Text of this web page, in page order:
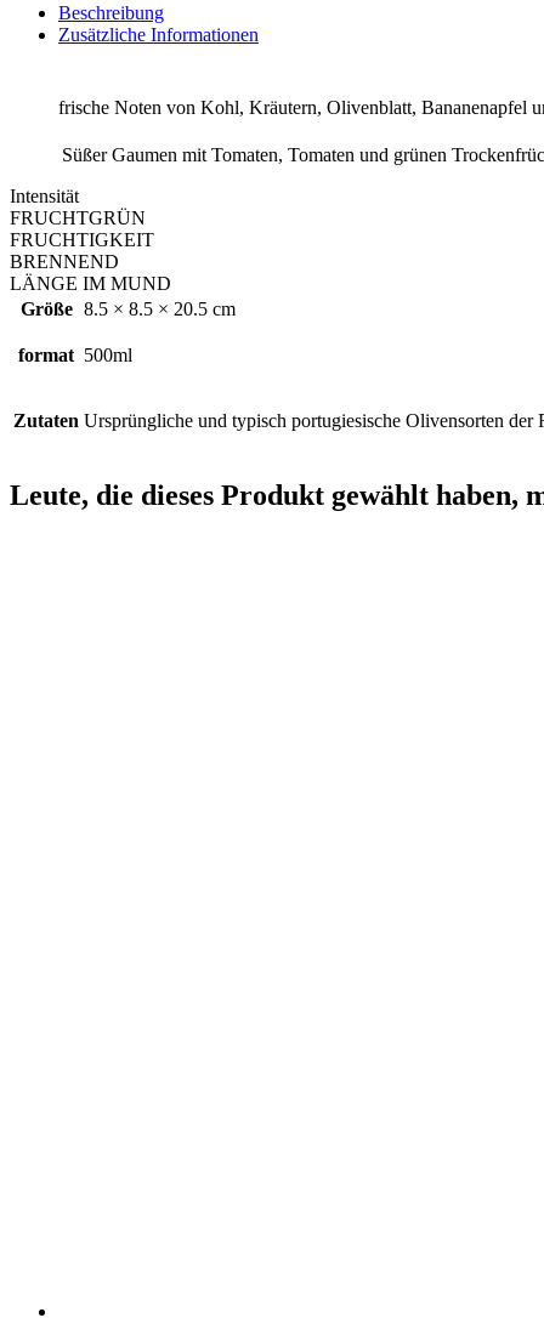
Beschreibung
Zusätzliche Informationen
frische Noten von Kohl, Kräutern, Olivenblatt, Bananenapfel
Süßer Gaumen mit Tomaten, Tomaten und grünen
Intensität
FRUCHTGRÜN
FRUCHTIGKEIT
BRENNEND
LÄNGE IM MUND
Größe 8.5 × 8.5 × 20.5 cm
format 500ml
Zutaten Ursprüngliche und typisch portugiesische Olivensorten der
Leute, die dieses Produkt gewählt haben,